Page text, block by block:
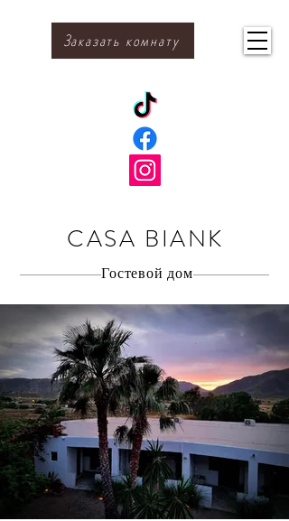
Заказать комнату
CASA BIANK
Гостевой дом